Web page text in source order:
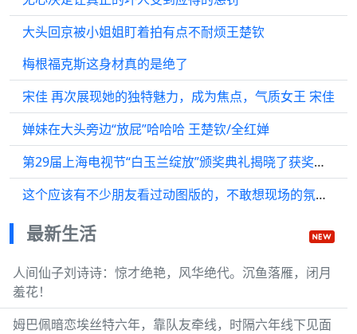
大头回京被小姐姐盯着拍有点不耐烦王楚钦
梅根福克斯这身材真的是绝了
宋佳 再次展现她的独特魅力，成为焦点，气质女王 宋佳
婵妹在大头旁边“放屁”哈哈哈 王楚钦/全红婵
第29届上海电视节“白玉兰绽放”颁奖典礼揭晓了获奖者名单…
这个应该有不少朋友看过动图版的，不敢想现场的氛围得有多尴尬
最新生活
人间仙子刘诗诗：惊才绝艳，风华绝代。沉鱼落雁，闭月
羞花！
姆巴佩暗恋埃丝特六年，靠队友牵线，时隔六年线下见面